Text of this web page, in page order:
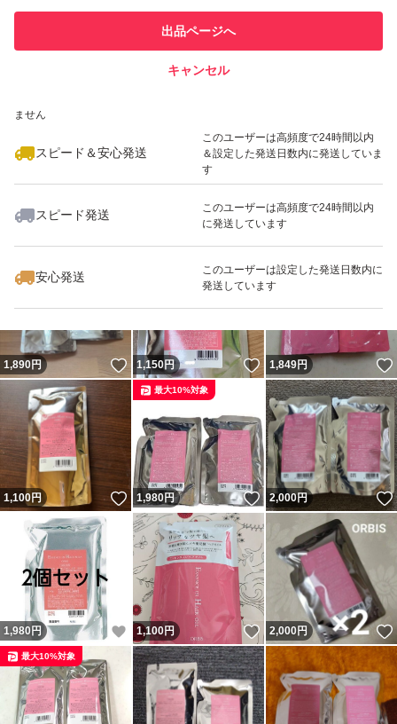
内外からのしっかりケアで
ずっとキープします
●無香料、無着色 ●酸化しやすい油分不使用●浸透美容液
た毛髪補修成分●高保水ミルク配合＝保水効果の高い毛髪
保護成分●ヒートプロテイン配合＝毛髪保護成分●シャイ
ニーグロス成分配合＝ツヤ成分●アルコールフリー
※アレルギーテスト済＝全ての方にアレルギーが起こらな
いということではありません
*
*
*
OPP袋で防水対策をして
ゆうパケットポストminiにて
発送させていただきます
他のお品物と同梱でしたら
差額送料お引きします
での取引実績があります
ません
スピード＆安心発送
このユーザーは高頻度で24時間以内
＆設定した発送日数内に発送していま
す
スピード発送
このユーザーは高頻度で24時間以内
に発送しています
安心発送
このユーザーは設定した発送日数内に
発送しています
出品ページへ
キャンセル
いいね！
890
1,890円 いいね！
1,150円 いいね！
1,849円
1,100円 いいね！
1,980円 いいね！
最大10%対象
2,000円
1,980円 いいね！
1,100円 いいね！
2,000円
最大10%対象